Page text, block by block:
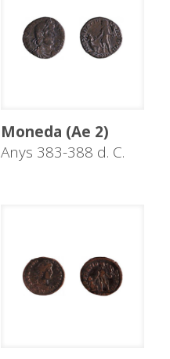
Moneda (Ae 2)
Anys 383-388 d. C.